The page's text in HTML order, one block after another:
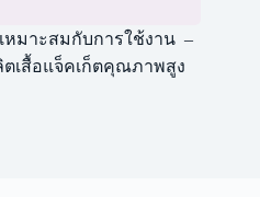
หมาะสมกับการใช้งาน –
ตเสื้อแจ็คเก็ตคุณภาพสูง